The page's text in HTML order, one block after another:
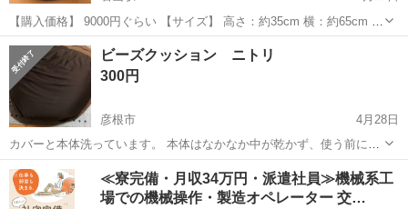
【購入価格】 9000円ぐらい 【サイズ】 高さ：約35cm 横：約65cm 奥
行き：約65cm （大体です） 【傷などの状態】 とくに目立った傷は
ありません。 【希望取引場所】 神社の前 【希望取引日時】 平日午...
滋賀 大津市 石山駅 神社
ビーズクッション ニトリ
300円
彦根市
4月28日
カバーと本体洗っています。 本体はなかなか中が乾かず、使う前に乾
かしてもらう方がいいかと思います。
滋賀 彦根市 ソファ ビーズクッション
≪寮完備・月収34万円・派遣社員≫機械系工
場での機械操作・製造オペレーター 交…